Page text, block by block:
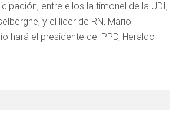
entre ellos la timonel de la UDI,
y el líder de RN, Mario
hará el presidente del PPD, Heraldo